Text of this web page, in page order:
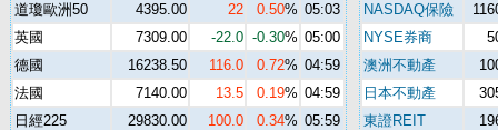
道瓊歐洲50
4395.00 22 0.50% 05:03
英國
7309.00 -22.0 -0.30% 05:00
德國
16238.50 116.0 0.72% 04:59
法國
7140.00 13.5 0.19% 04:59
日經225
29830.00 100.0 0.34% 05:59
NASDAQ保險
NYSE券商
澳洲不動產
日本不動產
東證REIT